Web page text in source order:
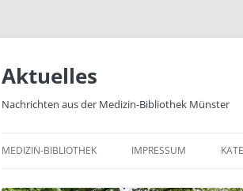
Zum
springen
Aktuelles
Nachrichten aus der Medizin-Bibliothek Münster
MEDIZIN-BIBLIOTHEK IMPRESSUM